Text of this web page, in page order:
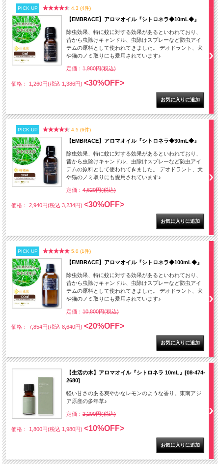
PICK UP 4.3 (4件)
【EMBRACE】アロマオイル『シトロネラ◆10mL◆』
除虫効果、特に蚊に対する効果があるといわれており、
昔から虫除けキャンドル、虫除けスプレーなど防虫アイ
テムの原料として使われてきました。 デオドラント、犬
や猫のノミ取りにも愛用されています♪
定価： 1,980円(税込)
価格： 1,260円(税込 1,386円) <30%OFF>
PICK UP 4.5 (6件)
【EMBRACE】アロマオイル『シトロネラ◆30mL◆』
除虫効果、特に蚊に対する効果があるといわれており、
昔から虫除けキャンドル、虫除けスプレーなど防虫アイ
テムの原料として使われてきました。 デオドラント、犬
や猫のノミ取りにも愛用されています♪
定価： 4,620円(税込)
価格： 2,940円(税込 3,234円) <30%OFF>
PICK UP 5.0 (1件)
【EMBRACE】アロマオイル『シトロネラ◆100mL◆』
除虫効果、特に蚊に対する効果があるといわれており、
昔から虫除けキャンドル、虫除けスプレーなど防虫アイ
テムの原料として使われてきました。 デオドラント、犬
や猫のノミ取りにも愛用されています♪
定価： 10,800円(税込)
価格： 7,854円(税込 8,640円) <20%OFF>
【生活の木】アロマオイル『シトロネラ 10mL』[08-474-
2680]
軽い甘さのある爽やかなレモンのような香り。東南アジ
ア原産の多年草♪
定価： 2,200円(税込)
価格： 1,800円(税込 1,980円) <10%OFF>